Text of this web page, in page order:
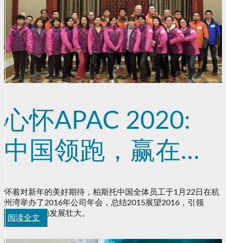
心怀APAC 2020:
中国领跑，赢在亚
洲！
怀着对新年的美好期待，柏斯托中国全体员工于1月22日在杭
州湾举办了2016年公司年会，总结2015展望2016，引领
APAC团队的发展壮大。
阅读全文